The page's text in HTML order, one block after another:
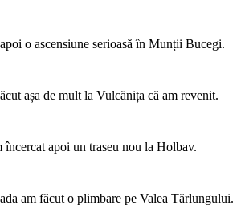
o ascensiune serioasă în Munții Bucegi.
așa de mult la Vulcănița că am revenit.
încercat apoi un traseu nou la Holbav.
am făcut o plimbare pe Valea Tărlungului.